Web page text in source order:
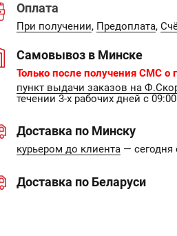
Оплата
При получении, Предоплата,
Самовывоз в Минске
Только после получения СМС о
пункт выдачи заказов на
течении 3-х рабочих дней с
Доставка по Минску
курьером до клиента — сегодня
Доставка по Беларуси